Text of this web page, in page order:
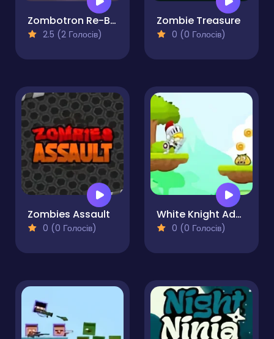
Zombotron Re-Boot
2.5 (2 Голосів)
Zombie Treasure
0 (0 Голосів)
Zombies Assault
0 (0 Голосів)
White Knight Adventure
0 (0 Голосів)